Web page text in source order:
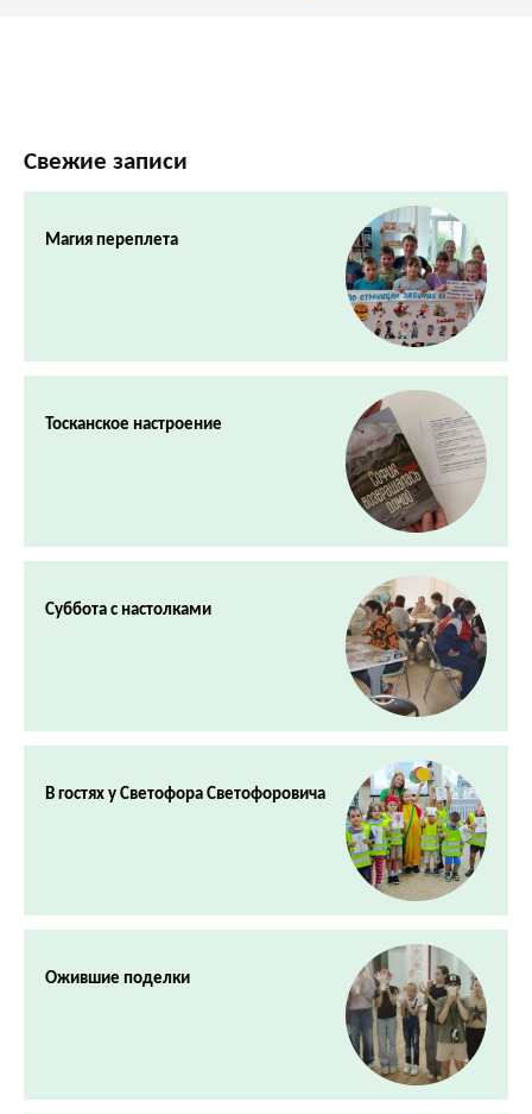
Свежие записи
Магия переплета
Тосканское настроение
Суббота с настолками
В гостях у Светофора Светофоровича
Ожившие поделки